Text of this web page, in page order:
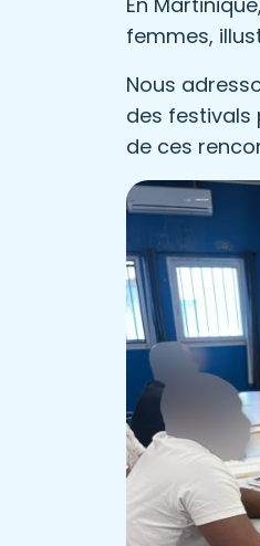
femmes,
Nous
des festivals
de ces